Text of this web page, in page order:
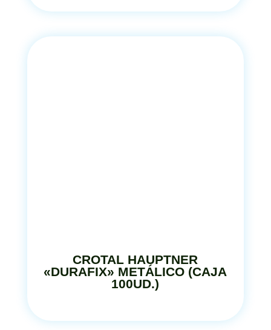
CROTAL HAUPTNER
«DURAFIX» METÁLICO (CAJA
100UD.)